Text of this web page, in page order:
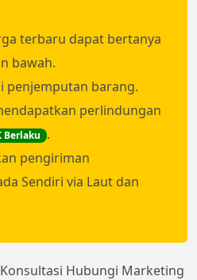
terbaru dapat bertanya
bawah.
penjemputan barang.
perlindungan
Berlaku .
pengiriman
Sendiri via Laut dan
Hubungi Marketing